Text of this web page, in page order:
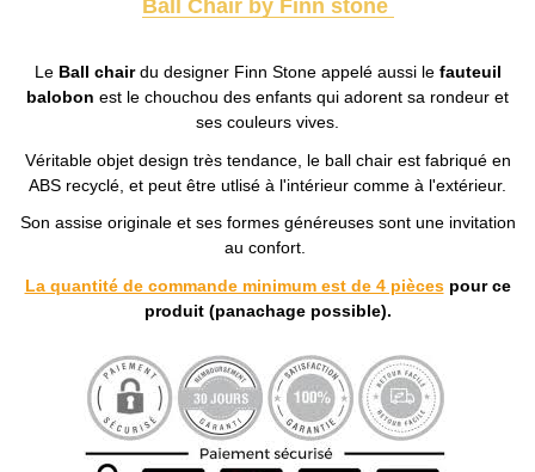
Ball Chair by Finn stone
Le Ball chairdu designer Finn Stone appelé aussi le fauteuil
balobon est le chouchou des enfants qui adorent sa rondeur et
ses couleurs vives.
Véritable objet design très tendance, le ball chair est fabriqué en
ABS recyclé, et peut être utlisé à l'intérieur comme à l'extérieur.
Son assise originale et ses formes généreuses sont une invitation
au confort.
La quantité de commande minimum est de 4 piècespour ce
produit (panachage possible).